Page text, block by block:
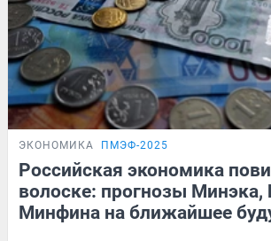
ЭКОНОМИКА ПМЭФ-2025
Российская экономика
волоске: прогнозы Минэка,
Минфина на ближайшее